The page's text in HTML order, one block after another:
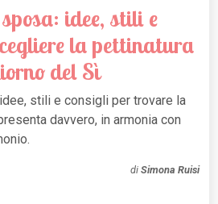
idee, stili e
la pettinatura
del Sì
stili e consigli per trovare la
davvero, in armonia con
di Simona Ruisi